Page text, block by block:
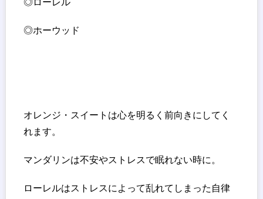
◎ローレル
◎ホーウッド
オレンジ・スイートは心を明るく前向きにしてく
れます。
マンダリンは不安やストレスで眠れない時に。
ローレルはストレスによって乱れてしまった自律